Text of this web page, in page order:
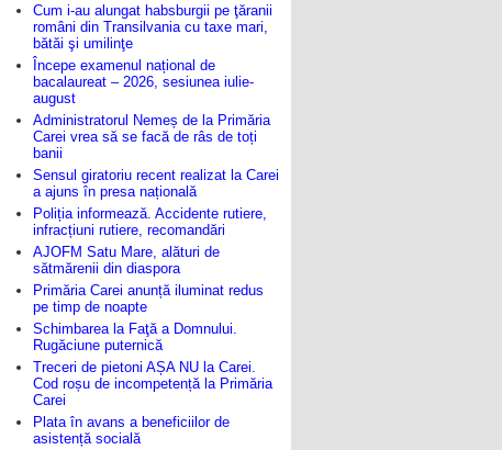
Cum i-au alungat habsburgii pe ţăranii
români din Transilvania cu taxe mari,
bătăi şi umilinţe
Începe examenul național de
bacalaureat – 2026, sesiunea iulie-
august
Administratorul Nemeș de la Primăria
Carei vrea să se facă de râs de toți
banii
Sensul giratoriu recent realizat la Carei
a ajuns în presa națională
Poliția informează. Accidente rutiere,
infracțiuni rutiere, recomandări
AJOFM Satu Mare, alături de
sătmărenii din diaspora
Primăria Carei anunță iluminat redus
pe timp de noapte
Schimbarea la Faţă a Domnului.
Rugăciune puternică
Treceri de pietoni AȘA NU la Carei.
Cod roșu de incompetență la Primăria
Carei
Plata în avans a beneficiilor de
asistență socială